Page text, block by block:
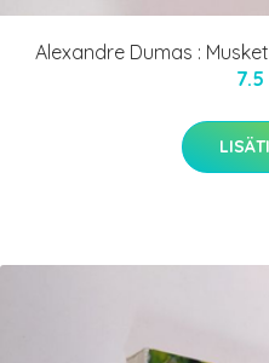
Alexandre Dumas :
7.5